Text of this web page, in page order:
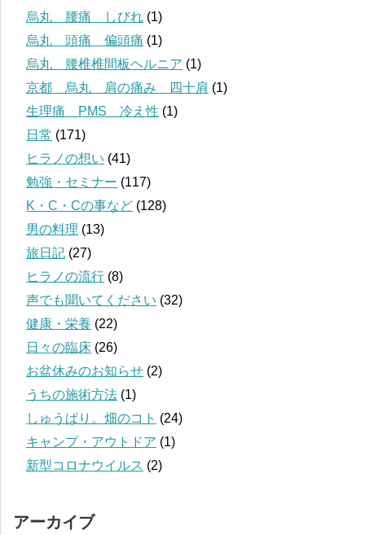
烏丸 腰痛 しびれ (1)
烏丸 頭痛 偏頭痛 (1)
烏丸 腰椎椎間板ヘルニア (1)
京都 烏丸 肩の痛み 四十肩 (1)
生理痛 PMS 冷え性 (1)
日常 (171)
ヒラノの想い (41)
勉強・セミナー (117)
K・C・Cの事など (128)
男の料理 (13)
旅日記 (27)
ヒラノの流行 (8)
声でも聞いてください (32)
健康・栄養 (22)
日々の臨床 (26)
お盆休みのお知らせ (2)
うちの施術方法 (1)
しゅうぱり。畑のコト (24)
キャンプ・アウトドア (1)
新型コロナウイルス (2)
アーカイブ